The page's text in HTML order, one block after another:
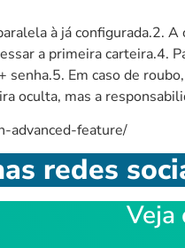
à já configurada.2.
a primeira carteira.4.
Em caso de
oculta, mas a
advanced-feature/
redes
Veja